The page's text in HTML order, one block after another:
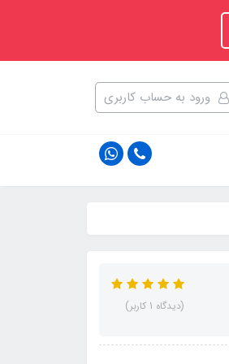
ورود به حساب کاربری
(دیدگاه 1 کاربر)